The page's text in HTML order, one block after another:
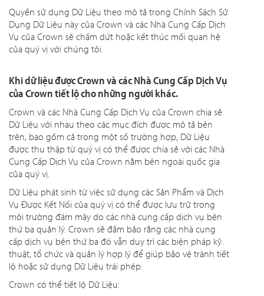
Quyền sử dụng Dữ Liệu theo mô tả trong Chính Sách Sử
Dụng Dữ Liệu này của Crown và các Nhà Cung Cấp Dịch
Vụ của Crown sẽ chấm dứt hoặc kết thúc mối quan hệ
của quý vị với chúng tôi.
Khi dữ liệu được Crown và các Nhà Cung Cấp Dịch Vụ
của Crown tiết lộ cho những người khác.
Crown và các Nhà Cung Cấp Dịch Vụ của Crown chia sẻ
Dữ Liệu với nhau theo các mục đích được mô tả bên
trên, bao gồm cả trong một số trường hợp, Dữ Liệu
được thu thập từ quý vị có thể được chia sẻ với các Nhà
Cung Cấp Dịch Vụ của Crown nằm bên ngoài quốc gia
của quý vị.
Dữ Liệu phát sinh từ việc sử dụng các Sản Phẩm và Dịch
Vụ Được Kết Nối của quý vị có thể được lưu trữ trong
môi trường đám mây do các nhà cung cấp dịch vụ bên
thứ ba quản lý. Crown sẽ đảm bảo rằng các nhà cung
cấp dịch vụ bên thứ ba đó vẫn duy trì các biện pháp kỹ
thuật, tổ chức và quản lý hợp lý để giúp bảo vệ tránh tiết
lộ hoặc sử dụng Dữ Liệu trái phép.
Crown có thể tiết lộ Dữ Liệu: